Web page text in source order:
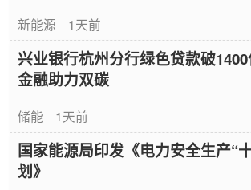
新能源 1天前
兴业银行杭州分行绿色贷款破
金融助力双碳
储能 1天前
国家能源局印发《电力安全生产“
划》